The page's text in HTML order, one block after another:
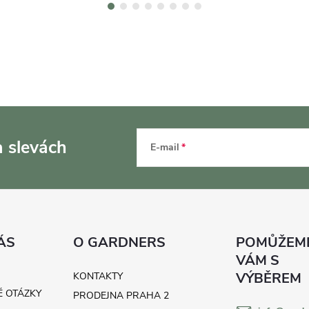
slevách E-mail
OTÁZKY
O GARDNERS
KONTAKTY
PRODEJNA PRAHA 2